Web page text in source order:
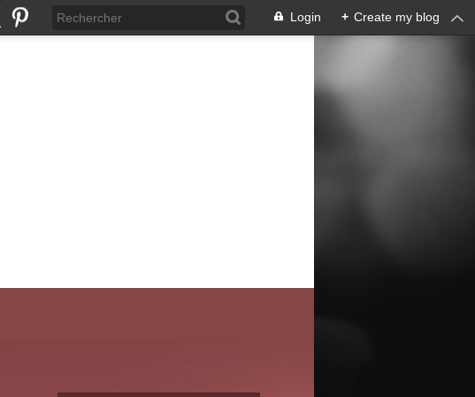
Login + Create my blog